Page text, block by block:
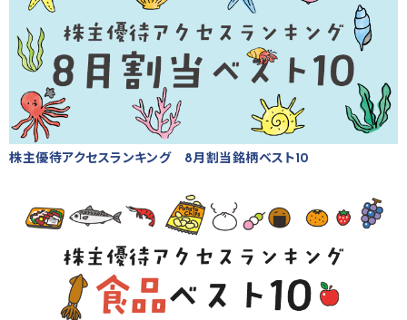
株主優待アクセスランキング 8月割当銘柄ベスト10